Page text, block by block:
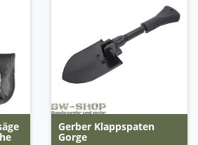
Gerber Klappspaten
Gorge